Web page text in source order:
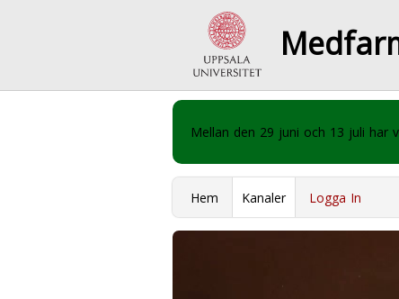
Mellan den 29 juni och 13 juli har
Hem Kanaler Logga In